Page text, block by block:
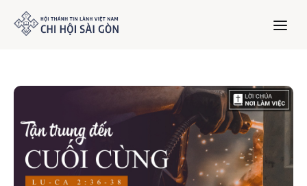
Giới thiệu
Dưỡng Linh